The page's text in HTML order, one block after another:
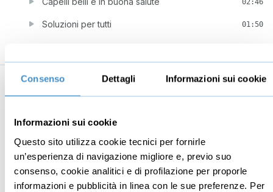
Consenso Dettagli Informazioni sui cookie
Informazioni sui cookie
Questo sito utilizza cookie tecnici per fornirle
un’esperienza di navigazione migliore e, previo suo
consenso, cookie analitici e di profilazione per proporle
informazioni e pubblicità in linea con le sue preferenze. Per
Soluzioni per tutti 01:50
Business
Mindset imprenditoriale
Imprenditoria
Risorse Umane
Digital marketing
Social media manager
E-commerce
Google